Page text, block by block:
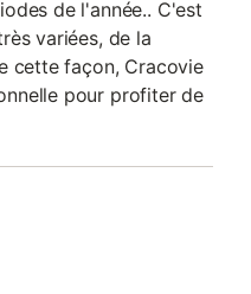
de l'année.. C'est
variées, de la
cette façon, Cracovie
pour profiter de